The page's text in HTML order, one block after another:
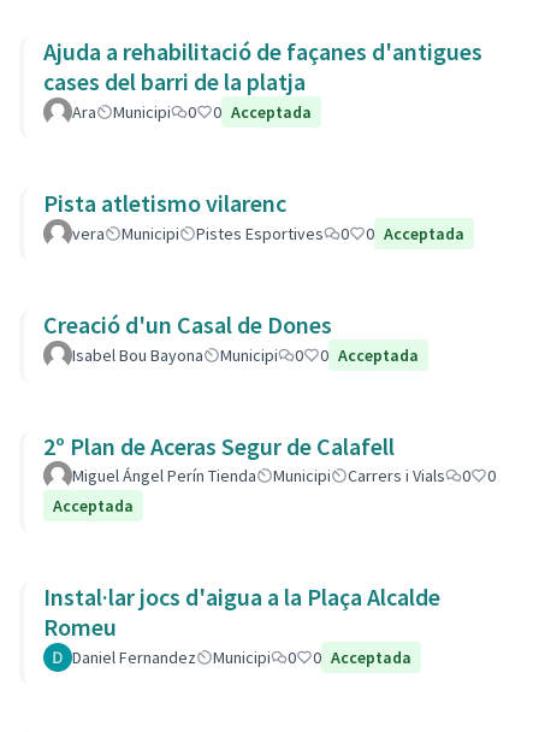
Ajuda a rehabilitació de façanes d'antigues
cases del barri de la platja
Ara Municipi 0 0 Acceptada
Pista atletismo vilarenc
vera Municipi Pistes Esportives 0 0 Acceptada
Creació d'un Casal de Dones
Isabel Bou Bayona Municipi 0 0 Acceptada
2º Plan de Aceras Segur de Calafell
Miguel Ángel Perín Tienda Municipi Carrers i Vials 0
0
Acceptada
Instal·lar jocs d'aigua a la Plaça Alcalde
Romeu
Daniel Fernandez Municipi 0 0 Acceptada